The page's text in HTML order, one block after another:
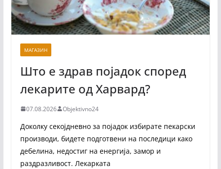
МАГАЗИН
Што е здрав појадок според
лекарите од Харвард?
07.08.2026 Objektivno24
Доколку секојдневно за појадок избирате пекарски
производи, бидете подготвени на последици како
дебелина, недостиг на енергија, замор и
раздразливост. Лекарката